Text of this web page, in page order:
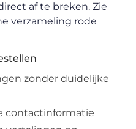
af te breken. Zie
verzameling rode
zonder duidelijke
contactinformatie